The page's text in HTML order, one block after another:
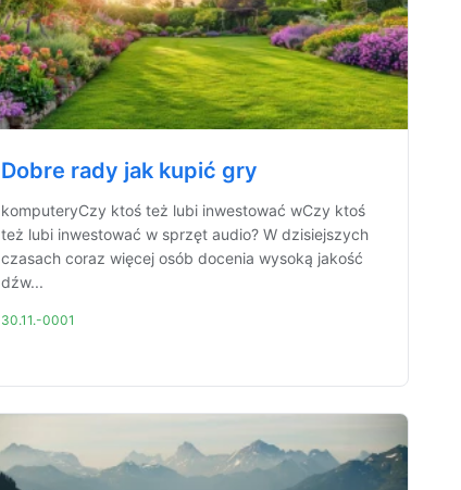
Dobre rady jak kupić gry
komputeryCzy ktoś też lubi inwestować wCzy ktoś
też lubi inwestować w sprzęt audio? W dzisiejszych
czasach coraz więcej osób docenia wysoką jakość
dźw...
30.11.-0001